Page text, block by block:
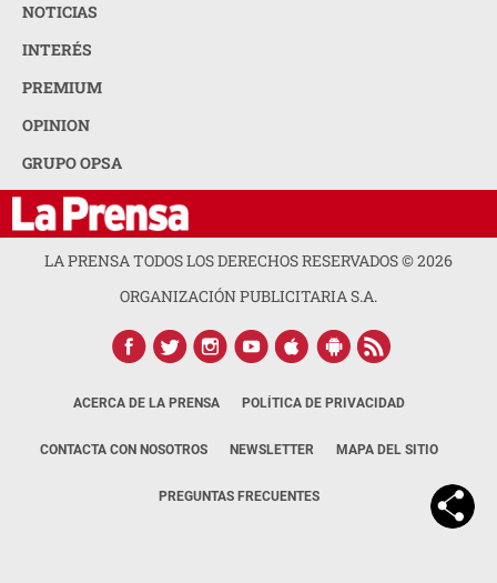
NOTICIAS
INTERÉS
PREMIUM
OPINION
GRUPO OPSA
LA PRENSA TODOS LOS DERECHOS RESERVADOS ©2026
ORGANIZACIÓN PUBLICITARIA S.A.
ACERCA DE LA PRENSA POLÍTICA DE PRIVACIDAD
CONTACTA CON NOSOTROS NEWSLETTER MAPA DEL SITIO
PREGUNTAS FRECUENTES